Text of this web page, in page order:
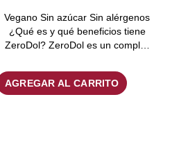
Vegano Sin azúcar Sin alérgenos
¿Qué es y qué beneficios tiene
ZeroDol? ZeroDol es un compl…
AGREGAR AL CARRITO